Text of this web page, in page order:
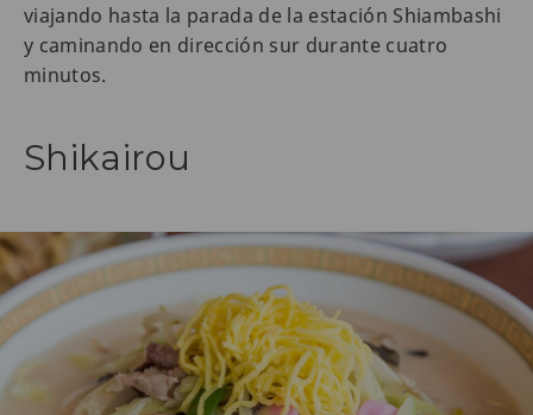
viajando hasta la parada de la estación Shiambashi
y caminando en dirección sur durante cuatro
minutos.
Shikairou